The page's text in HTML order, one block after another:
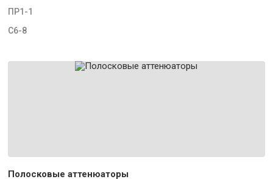
ПР1-1
С6-8
Полосковые аттенюаторы